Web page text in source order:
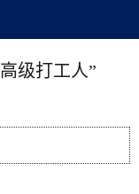
级打工人”